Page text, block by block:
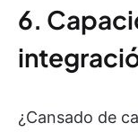
6.
¿Cansado de